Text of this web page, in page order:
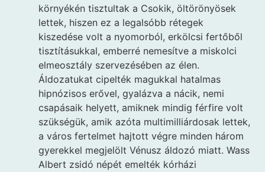
környékén tisztultak a Csokik, öltörönyösek
lettek, hiszen ez a legalsóbb rétegek
kiszedése volt a nyomorból, erkölcsi fertőből
tisztításukkal, emberré nemesítve a miskolci
elmeosztály szervezésében az élen.
Áldozatukat cipelték magukkal hatalmas
hipnózisos erővel, gyalázva a nácik, nemi
csapásaik helyett, amiknek mindig férfire volt
szükségük, amik azóta multimilliárdosak lettek,
a város fertelmet hajtott végre minden három
gyerekkel megjelölt Vénusz áldozó miatt. Wass
Albert zsidó népét emelték kórházi